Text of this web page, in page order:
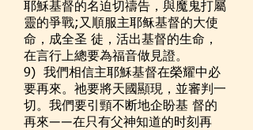
耶穌基督的名迫切禱告，與魔鬼打屬
靈的爭戰;又順服主耶稣基督的大使
命，成全圣 徒，活出基督的生命，
在言行上總要為福音做見證。
9) 我們相信主耶穌基督在榮耀中必
要再來。祂要將天國顯現，並審判一
切。我們要引頸不断地企盼基 督的
再來――在只有父神知道的时刻再